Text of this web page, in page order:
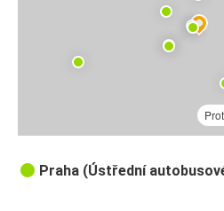
Praha (Ústřední